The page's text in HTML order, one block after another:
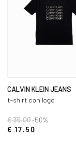
CALVIN KLEIN JEANS
t-shirt con logo
€ 35.00-50%
€ 17.50